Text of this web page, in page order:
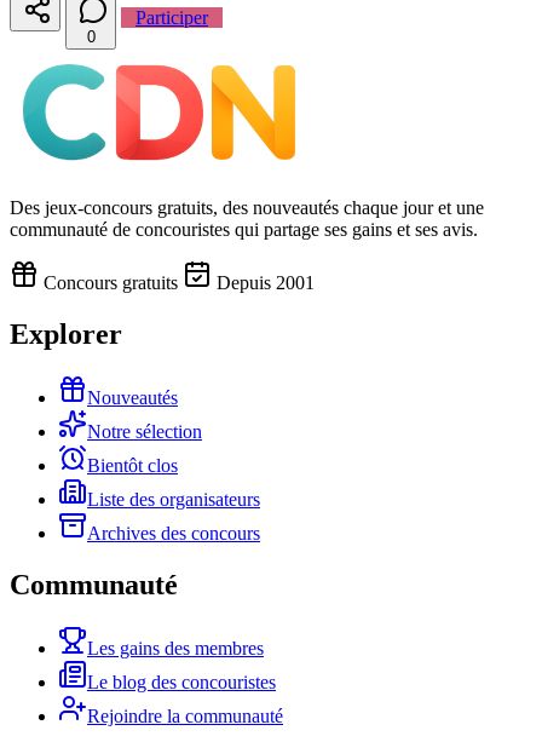
0
Participer
Des jeux-concours gratuits, des nouveautés chaque jour et une
communauté de concouristes qui partage ses gains et ses avis.
Concours gratuits Depuis 2001
Explorer
Nouveautés
Notre sélection
Bientôt clos
Liste des organisateurs
Archives des concours
Communauté
Les gains des membres
Le blog des concouristes
Rejoindre la communauté